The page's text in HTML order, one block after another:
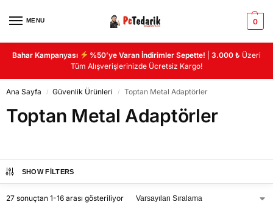
MENU 0
Bahar Kampanyası %50’ye Varan İndirimler Sepette! |3.000 ₺ Üzeri
Tüm Alışverişlerinizde Ücretsiz Kargo!
Ana Sayfa / Güvenlik Ürünleri / Toptan Metal Adaptörler
Toptan Metal Adaptörler
SHOW FILTERS
27 sonuçtan 1-16 arası gösteriliyor